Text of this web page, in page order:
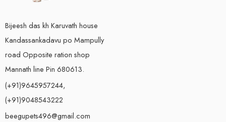
Bijeesh das kh Karuvath house
Kandassankadavu po Mampully
road Opposite ration shop
Mannath line Pin 680613.
(+91)9645957244,
(+91)9048543222
beegupets496@gmail.com